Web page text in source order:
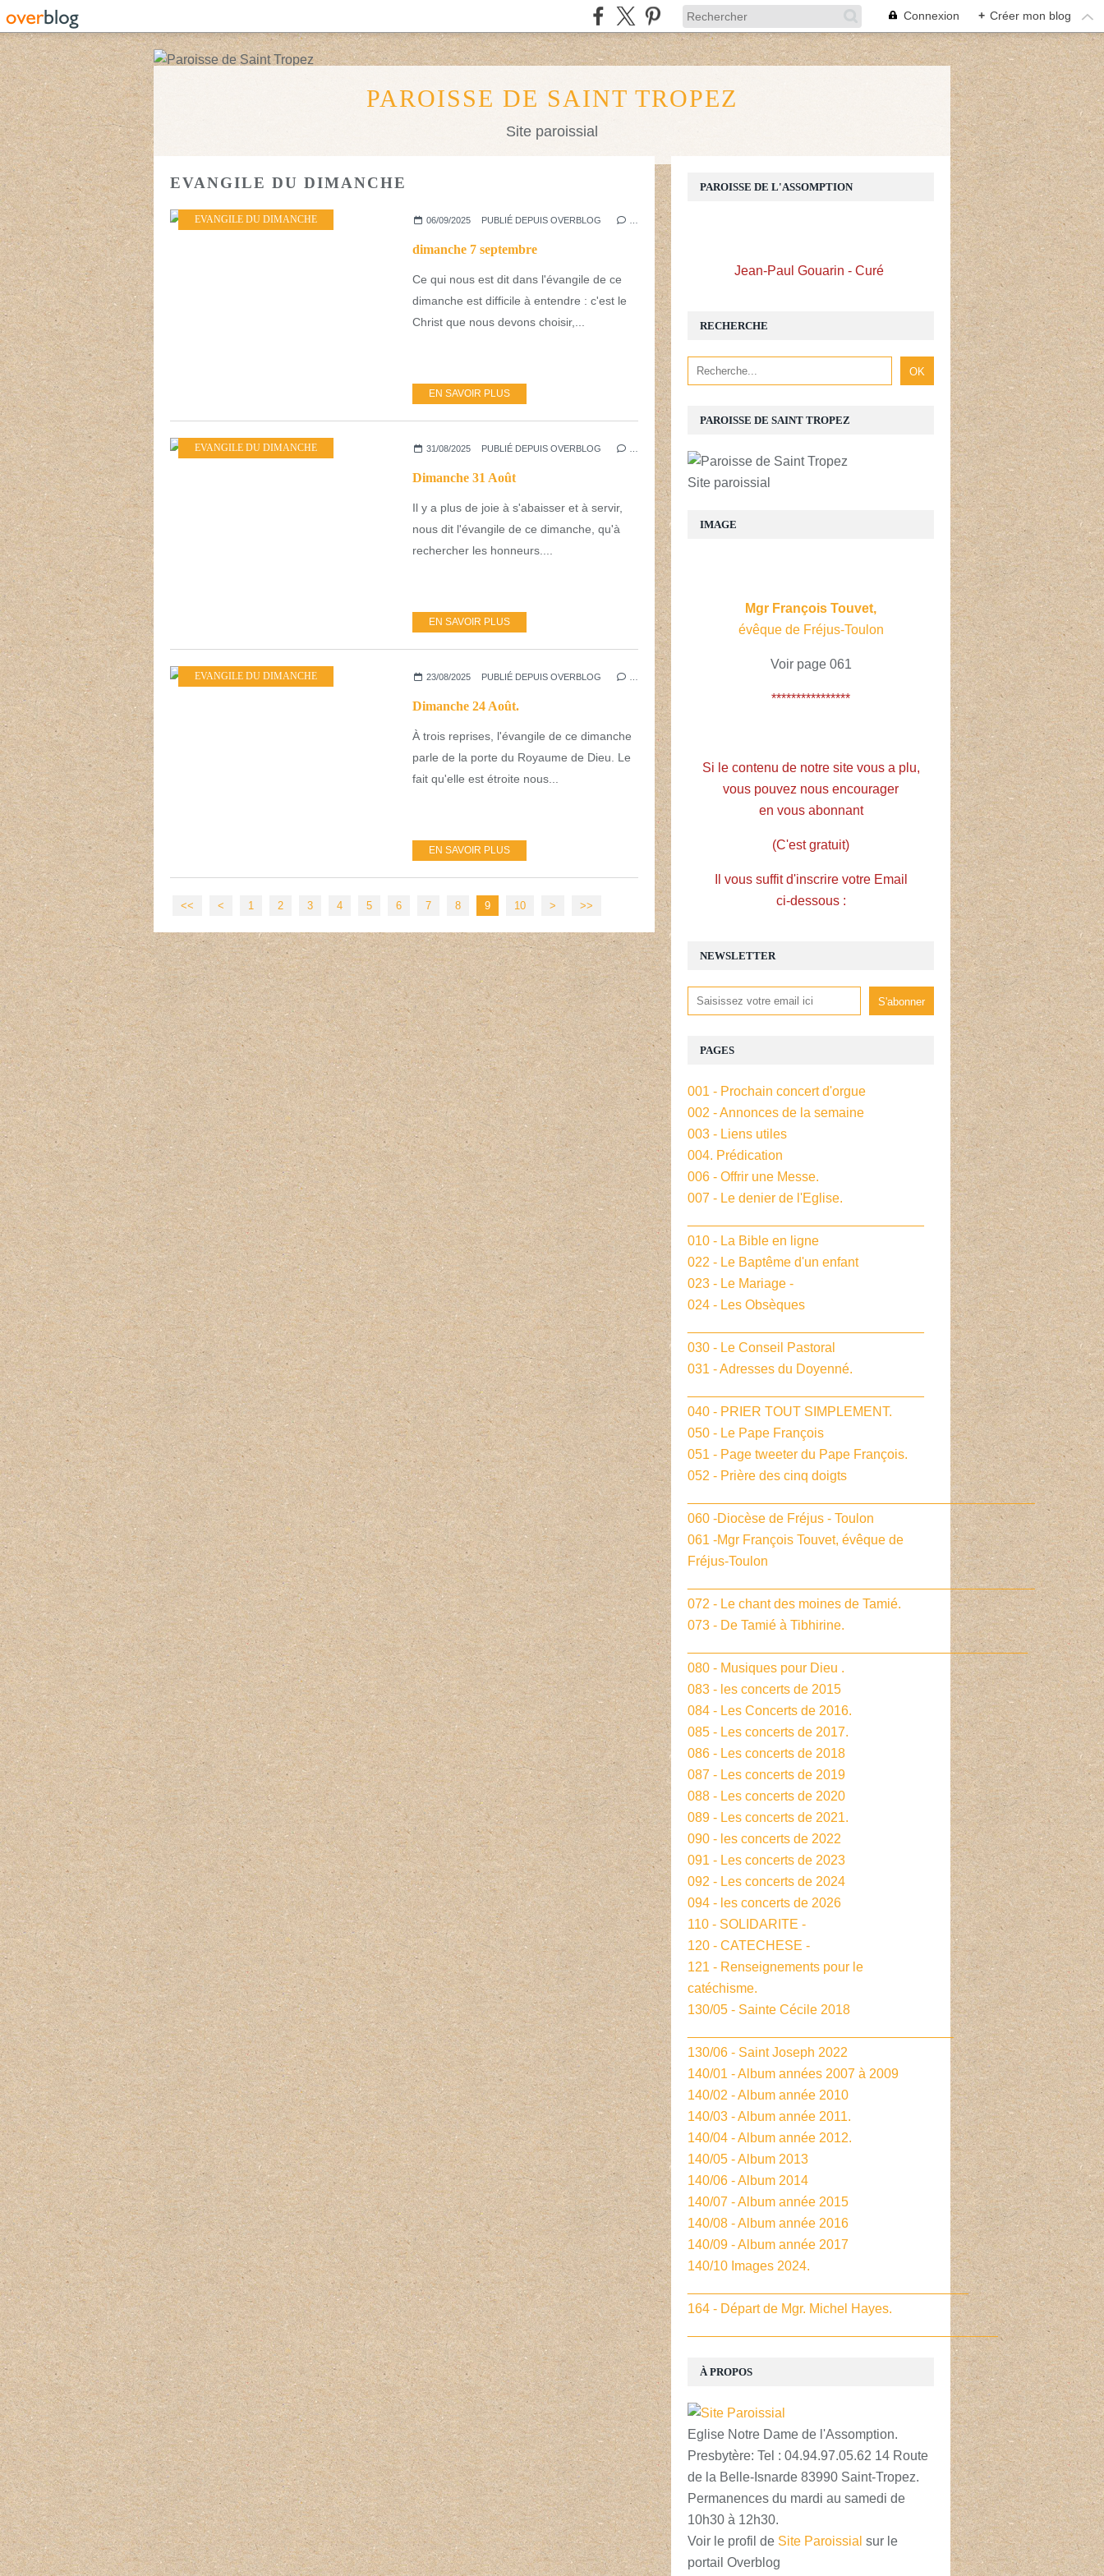
Connexion + Créer mon blog
PAROISSE DE SAINT TROPEZ
Site paroissial
EVANGILE DU DIMANCHE
EVANGILE DU DIMANCHE 06/09/2025 PUBLIÉ DEPUIS OVERBLOG
dimanche 7 septembre
Ce qui nous est dit dans l'évangile de ce
dimanche est difficile à entendre : c'est le
Christ que nous devons choisir,...
EN SAVOIR PLUS
EVANGILE DU DIMANCHE 31/08/2025 PUBLIÉ DEPUIS OVERBLOG
Dimanche 31 Août
Il y a plus de joie à s'abaisser et à servir,
nous dit l'évangile de ce dimanche, qu'à
rechercher les honneurs....
EN SAVOIR PLUS
EVANGILE DU DIMANCHE 23/08/2025 PUBLIÉ DEPUIS OVERBLOG
Dimanche 24 Août.
À trois reprises, l'évangile de ce dimanche
parle de la porte du Royaume de Dieu. Le
fait qu'elle est étroite nous...
EN SAVOIR PLUS
<< < 1 2 3 4 5 6 7 8 9 10 20
30
40
50
60
70
80
> >>
NEWSLETTER
RECHERCHE
PAROISSE DE SAINT TROPEZ
Site paroissial
À PROPOS
Eglise Notre Dame de l'Assomption.
Presbytère: Tel : 04.94.97.05.62 14 Route
de la Belle-Isnarde 83990 Saint-Tropez.
Permanences du mardi au samedi de
10h30 à 12h30.
Voir le profil de Site Paroissial sur le
portail Overblog
PAGES
001 - Prochain concert d'orgue
002 - Annonces de la semaine
003 - Liens utiles
004. Prédication
006 - Offrir une Messe.
007 - Le denier de l'Eglise.
010 - La Bible en ligne
022 - Le Baptême d'un enfant
023 - Le Mariage -
024 - Les Obsèques
030 - Le Conseil Pastoral
031 - Adresses du Doyenné.
040 - PRIER TOUT SIMPLEMENT.
050 - Le Pape François
051 - Page tweeter du Pape François.
052 - Prière des cinq doigts
_______________________________________________
060 -Diocèse de Fréjus - Toulon
061 -Mgr François Touvet, évêque de
Fréjus-Toulon
_______________________________________________
072 - Le chant des moines de Tamié.
073 - De Tamié à Tibhirine.
______________________________________________
080 - Musiques pour Dieu .
083 - les concerts de 2015
084 - Les Concerts de 2016.
085 - Les concerts de 2017.
086 - Les concerts de 2018
087 - Les concerts de 2019
088 - Les concerts de 2020
089 - Les concerts de 2021.
090 - les concerts de 2022
091 - Les concerts de 2023
092 - Les concerts de 2024
094 - les concerts de 2026
110 - SOLIDARITE -
120 - CATECHESE -
121 - Renseignements pour le
catéchisme.
130/05 - Sainte Cécile 2018
____________________________________
130/06 - Saint Joseph 2022
140/01 - Album années 2007 à 2009
140/02 - Album année 2010
140/03 - Album année 2011.
140/04 - Album année 2012.
140/05 - Album 2013
140/06 - Album 2014
140/07 - Album année 2015
140/08 - Album année 2016
140/09 - Album année 2017
140/10 Images 2024.
______________________________________
164 - Départ de Mgr. Michel Hayes.
__________________________________________
IMAGE
Mgr François Touvet,
évêque de Fréjus-Toulon
Voir page 061
****************
Si le contenu de notre site vous a plu,
vous pouvez nous encourager
en vous abonnant
(C'est gratuit)
Il vous suffit d'inscrire votre Email
ci-dessous :
PAROISSE DE L'ASSOMPTION
Jean-Paul Gouarin - Curé